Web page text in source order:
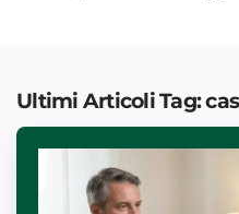
Ultimi Articoli Tag: